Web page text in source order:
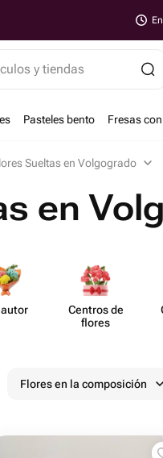
y tiendas
Pasteles bento Fresas
Sueltas en Volgogrado
en
Centros de
flores
Flores en la composición